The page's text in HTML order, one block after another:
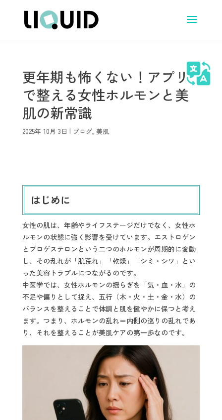
更年期も怖くない！アプリ
で整える女性ホルモンと美
肌の新常識
2025年 10月 3日 | ブログ, 美肌
はじめに
女性の肌は、年齢やライフステージだけでなく、女性ホ
ルモンの状態に強く影響を受けています。エストロゲン
とプロゲステロンという二つのホルモンが周期的に変動
し、その乱れが「肌荒れ」「乾燥」「シミ・シワ」とい
った美容トラブルにつながるのです。
中医学では、女性ホルモンの揺らぎを「気・血・水」の
不足や偏りとして捉え、五行（木・火・土・金・水）の
バランスを整えることで体調と肌を健やかに保つと考え
ます。つまり、ホルモンの乱れ＝内側の巡りの乱れであ
り、それを整えることが美肌ケアの第一歩なのです。